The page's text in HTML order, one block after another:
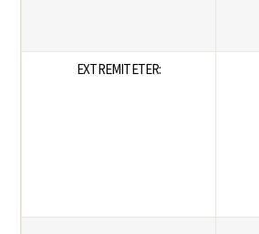
EXTREMITETER: